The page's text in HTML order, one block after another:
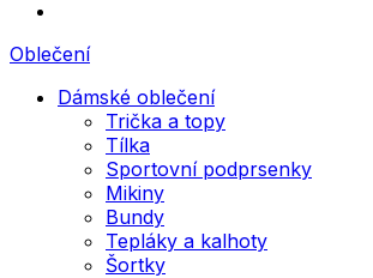
Oblečení
Dámské oblečení
Trička a topy
Tílka
Sportovní podprsenky
Mikiny
Bundy
Tepláky a kalhoty
Šortky